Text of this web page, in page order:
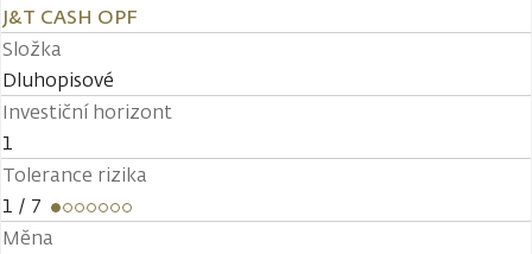
J&T CASH OPF
Složka
Dluhopisové
Investiční horizont
1
Tolerance rizika
1 / 7
Měna